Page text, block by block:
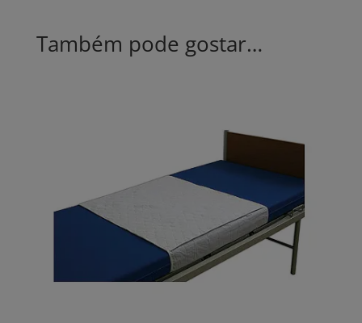
Também pode gostar…